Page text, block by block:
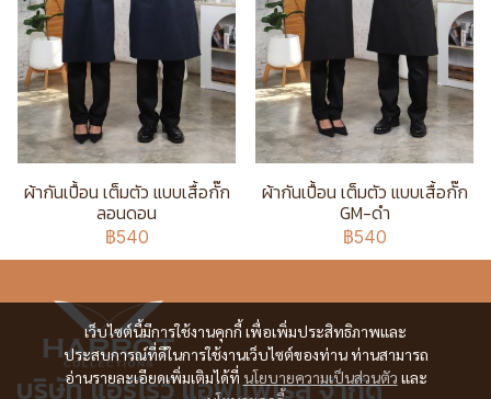
ผ้ากันเปื้อน เต็มตัว แบบเสื้อกั๊ก
ลอนดอน
฿540
ผ้ากันเปื้อน เต็มตัว แบบเสื้อกั๊ก
GM-ดำ
฿540
เว็บไซต์นี้มีการใช้งานคุกกี้ เพื่อเพิ่มประสิทธิภาพและ
ประสบการณ์ที่ดีในการใช้งานเว็บไซต์ของท่าน ท่านสามารถ
อ่านรายละเอียดเพิ่มเติมได้ที่ นโยบายความเป็นส่วนตัว และ
บริษัท แอร์โรว์ แอพแพเรล จำกัด